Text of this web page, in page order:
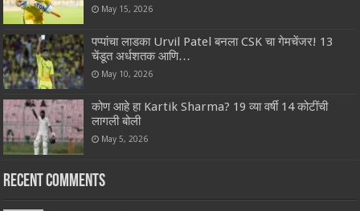
May 15, 2026
पप्पांचा लाडका Urvil Patel बनला CSK चा गेमचेंजर! 13
चेंडूत अर्धशतक आणि…
May 10, 2026
कोण आहे हा Kartik Sharma? 19 व्या वर्षी 14 कोटींची
लागली बोली
May 5, 2026
Recent Comments